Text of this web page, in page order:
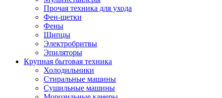
Теплый пол
Обогреватели
Тепловентиляторы
Тепловые завесы
Тепловые пушки
Увлажнители
Радиаторы
Прочая техника для ухода
Фен-щетки
Фены
Щипцы
Электробритвы
Эпиляторы
Крупная бытовая техника
Холодильники
Стиральные машины
Сушильные машины